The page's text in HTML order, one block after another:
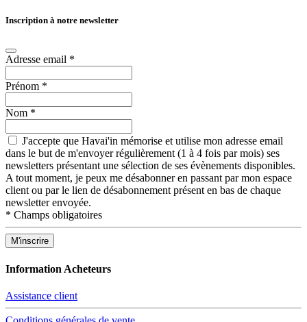
Inscription à notre newsletter
Adresse email *
Prénom *
Nom *
J'accepte que Havai'in mémorise et utilise mon adresse email
dans le but de m'envoyer régulièrement (1 à 4 fois par mois) ses
newsletters présentant une sélection de ses évènements disponibles.
A tout moment, je peux me désabonner en passant par mon espace
client ou par le lien de désabonnement présent en bas de chaque
newsletter envoyée.
* Champs obligatoires
Information Acheteurs
Assistance client